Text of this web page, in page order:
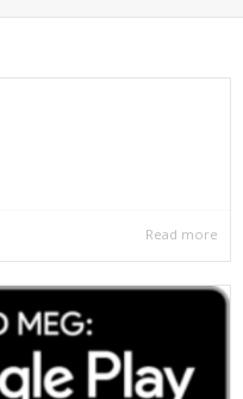
Read more